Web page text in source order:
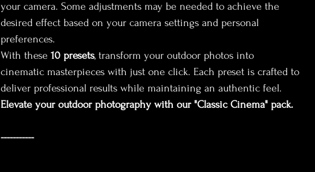
your camera. Some adjustments may be needed to achieve the
desired effect based on your camera settings and personal
preferences.
With these 10 presets, transform your outdoor photos into
cinematic masterpieces with just one click. Each preset is crafted to
deliver professional results while maintaining an authentic feel.
Elevate your outdoor photography with our "Classic Cinema" pack.
-----------